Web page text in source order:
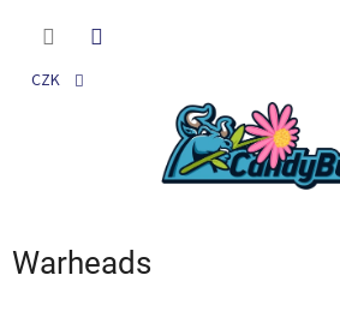
CZK
Warheads